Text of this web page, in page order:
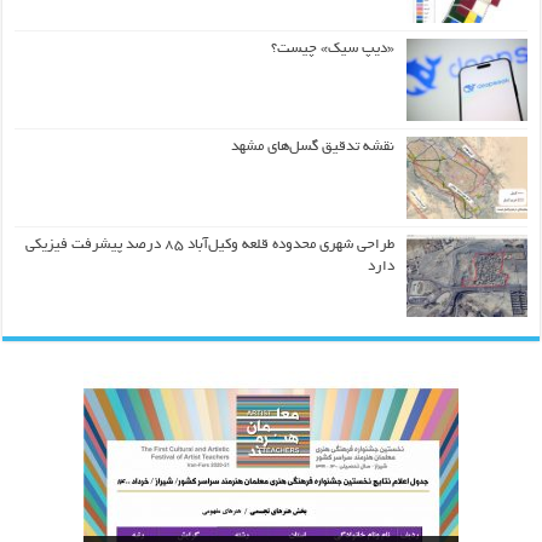
«دیپ سیک» چیست؟
نقشه تدقیق گسل‌های مشهد
طراحی شهری محدوده قلعه وکیل‌آباد ۸۵ درصد پیشرفت فیزیکی
دارد